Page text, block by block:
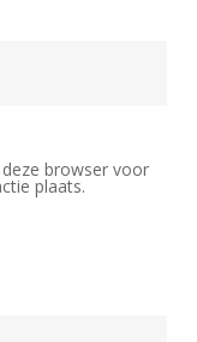
browser voor
plaats.